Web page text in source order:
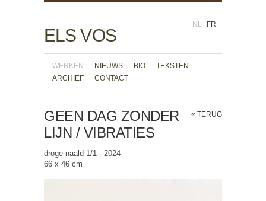
NL FR
ELS VOS
WERKEN NIEUWS BIO
TEKSTEN
ARCHIEF
CONTACT
« TERUG
GEEN DAG ZONDER
LIJN / VIBRATIES
droge naald 1/1 - 2024
66 x 46 cm